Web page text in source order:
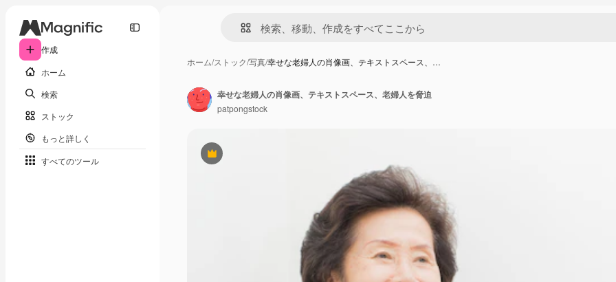
作成
ホーム
検索
ストック
もっと詳しく
すべてのツール
ホーム/ストック/写真/幸せな老婦人の肖像画、テキストスペース、…
Premium
幸せな老婦人の肖像画、テキストスペース、老婦人を脅迫
patpongstock